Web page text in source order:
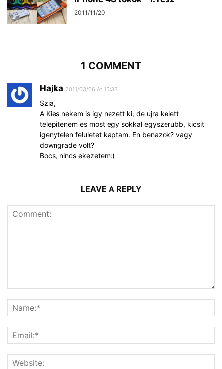
2011/11/20
1 COMMENT
Hajka 2011/03/06 At 15:33
Szia,
A Kies nekem is igy nezett ki, de ujra kelett
telepitenem es most egy sokkal egyszerubb, kicsit
igenytelen feluletet kaptam. En benazok? vagy
downgrade volt?
Bocs, nincs ekezetem:(
LEAVE A REPLY